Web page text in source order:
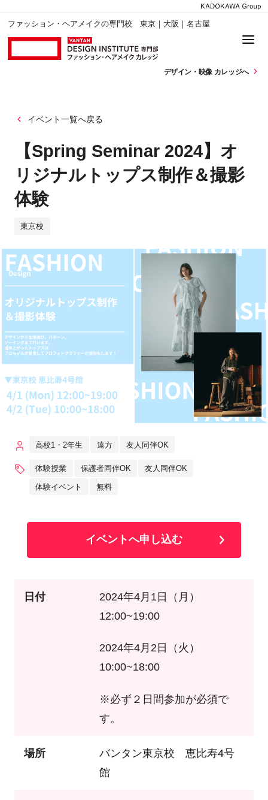
ファッション・ヘアメイクの専門校 東京｜大阪｜名古屋
デザイン・ 映像 カレッジへ
イベント一覧へ戻る
【Spring Seminar 2024】オ
リジナルトップス制作＆撮影
体験
東京校
高校1・2年生 遠方 友人同伴OK
体験授業 保護者同伴OK 友人同伴OK
体験イベント 無料
イベントへ申し込む
日付
2024年4月1日（月）
12:00~19:00
2024年4月2日（火）
10:00~18:00
※必ず２日間参加が必須で
す。
場所
バンタン東京校 恵比寿4号
館